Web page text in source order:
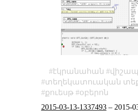
էկրանահան
տեղեկատուական
քուեսթ
օբերոն
2015-03-13-1337493– 2015-